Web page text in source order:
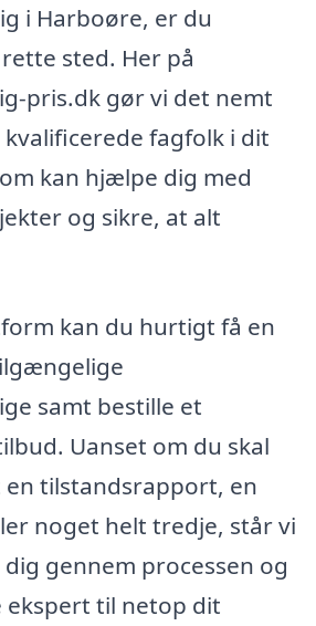
i Harboøre, er du
sted. Her på
pris.dk gør vi det nemt
fagfolk i dit
kan hjælpe dig med
og sikre, at alt
kan du hurtigt få en
samt bestille et
Uanset om du skal
tilstandsrapport, en
noget helt tredje, står vi
gennem processen og
til netop dit